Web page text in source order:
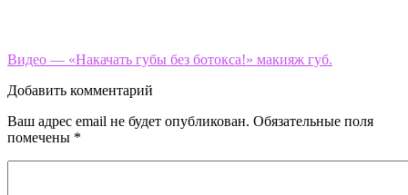
Видео — «Накачать губы без ботокса!» макияж губ.
Добавить комментарий
Ваш адрес email не будет опубликован. Обязательные поля
помечены *